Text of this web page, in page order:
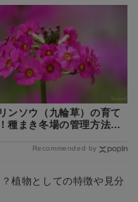
ンソウ（九輪草）の育て
種まき冬場の管理方法な
Recommended by
植物としての特徴や見分